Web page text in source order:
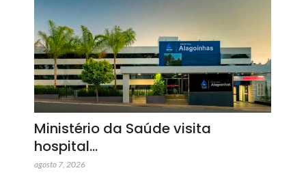
Ministério da Saúde visita
hospital…
agosto 7, 2026